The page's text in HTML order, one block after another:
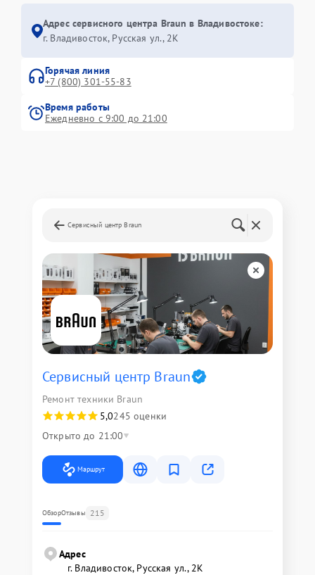
Адрес сервисного центра Braun в Владивостоке:
г. Владивосток, Русская ул., 2К
Горячая линия
+7 (800) 301-55-83
Время работы
Ежедневно с 9:00 до 21:00
Сервисный центр Braun
Сервисный центр Braun
Ремонт техники Braun
5,0245 оценки
Открыто до 21:00
Маршрут
ОбзорОтзывы 215
Адрес
г. Владивосток, Русская ул., 2К